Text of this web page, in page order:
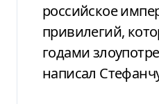
российское
привилегий,
годами
написал